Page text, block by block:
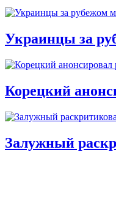
Украинцы за
Корецкий
Залужный